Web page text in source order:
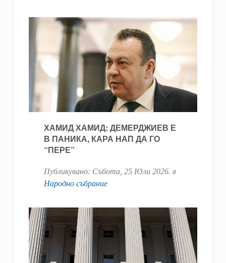
ХАМИД ХАМИД: ДЕМЕРДЖИЕВ Е
В ПАНИКА, КАРА НАП ДА ГО
“ПЕРЕ”
Публикувано: Събота, 25 Юли 2026. в
Народно събрание